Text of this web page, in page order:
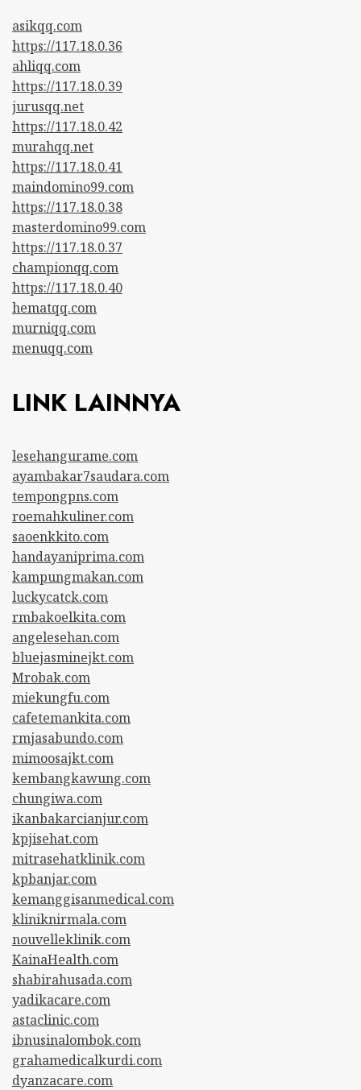
asikqq.com
https://117.18.0.36
ahliqq.com
https://117.18.0.39
jurusqq.net
https://117.18.0.42
murahqq.net
https://117.18.0.41
maindomino99.com
https://117.18.0.38
masterdomino99.com
https://117.18.0.37
championqq.com
https://117.18.0.40
hematqq.com
murniqq.com
menuqq.com
LINK LAINNYA
lesehangurame.com
ayambakar7saudara.com
tempongpns.com
roemahkuliner.com
saoenkkito.com
handayaniprima.com
kampungmakan.com
luckycatck.com
rmbakoelkita.com
angelesehan.com
bluejasminejkt.com
Mrobak.com
miekungfu.com
cafetemankita.com
rmjasabundo.com
mimoosajkt.com
kembangkawung.com
chungiwa.com
ikanbakarcianjur.com
kpjisehat.com
mitrasehatklinik.com
kpbanjar.com
kemanggisanmedical.com
kliniknirmala.com
nouvelleklinik.com
KainaHealth.com
shabirahusada.com
yadikacare.com
astaclinic.com
ibnusinalombok.com
grahamedicalkurdi.com
dyanzacare.com